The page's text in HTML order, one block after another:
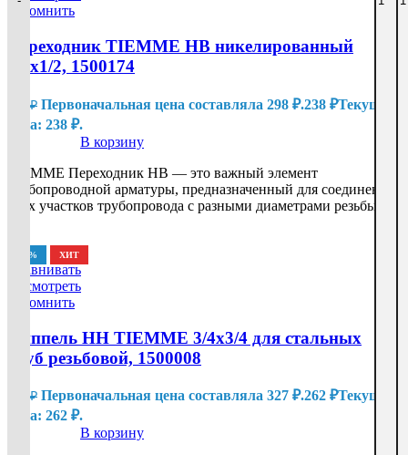
Запомнить
Переходник TIEMME HB никелированный
3/8х1/2, 1500174
₽ Первоначальная цена составляла 298 ₽.238 ₽Текущая
цена: 238 ₽.
В корзину
TIEMME Переходник HB — это важный элемент
трубопроводной арматуры, предназначенный для соединения
двух участков трубопровода с разными диаметрами резьбы в
-20% ХИТ
Сравнивать
Посмотреть
Запомнить
Ниппель HH TIEMME 3/4х3/4 для стальных
труб резьбовой, 1500008
₽ Первоначальная цена составляла 327 ₽.262 ₽Текущая
цена: 262 ₽.
В корзину